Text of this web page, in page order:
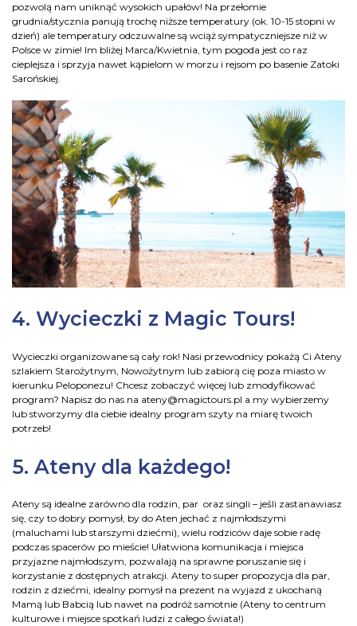
pozwolą nam uniknąć wysokich upałów! Na przełomie
grudnia/stycznia panują trochę niższe temperatury (ok. 10-15 stopni w
dzień) ale temperatury odczuwalne są wciąż sympatyczniejsze niż w
Polsce w zimie! Im bliżej Marca/Kwietnia, tym pogoda jest co raz
cieplejsza i sprzyja nawet kąpielom w morzu i rejsom po basenie Zatoki
Sarońskiej.
4. Wycieczki z Magic Tours!
Wycieczki organizowane są cały rok! Nasi przewodnicy pokażą Ci Ateny
szlakiem Starożytnym, Nowożytnym lub zabiorą cię poza miasto w
kierunku Peloponezu! Chcesz zobaczyć więcej lub zmodyfikować
program? Napisz do nas na ateny@magictours.pl a my wybierzemy
lub stworzymy dla ciebie idealny program szyty na miarę twoich
potrzeb!
5. Ateny dla każdego!
Ateny są idealne zarówno dla rodzin, par oraz singli – jeśli zastanawiasz
się, czy to dobry pomysł, by do Aten jechać z najmłodszymi
(maluchami lub starszymi dziećmi), wielu rodziców daje sobie radę
podczas spacerów po mieście! Ułatwiona komunikacja i miejsca
przyjazne najmłodszym, pozwalają na sprawne poruszanie się i
korzystanie z dostępnych atrakcji. Ateny to super propozycja dla par,
rodzin z dziećmi, idealny pomysł na prezent na wyjazd z ukochaną
Mamą lub Babcią lub nawet na podróż samotnie (Ateny to centrum
kulturowe i miejsce spotkań ludzi z całego świata!)